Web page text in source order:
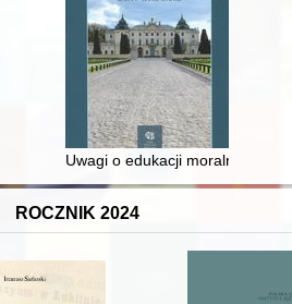
ŚlązakaUwagi o edukacji moralnej
ROCZNIK 2024